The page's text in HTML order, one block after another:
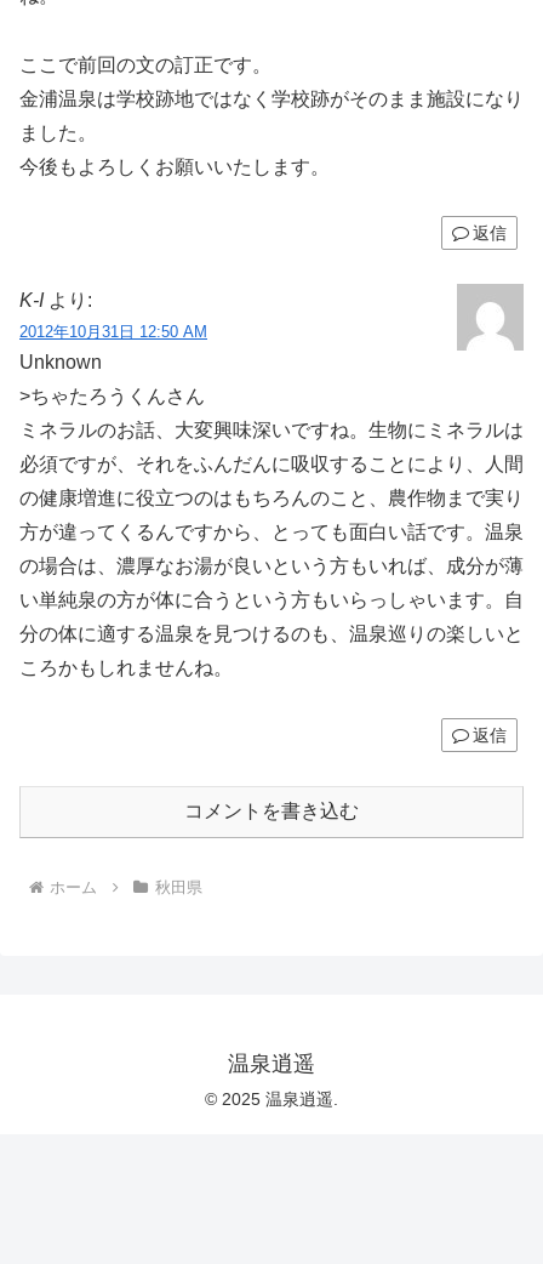
ここで前回の文の訂正です。
金浦温泉は学校跡地ではなく学校跡がそのまま施設になり
ました。
今後もよろしくお願いいたします。
返信
K-I より:
2012年10月31日 12:50 AM
Unknown
>ちゃたろうくんさん
ミネラルのお話、大変興味深いですね。生物にミネラルは
必須ですが、それをふんだんに吸収することにより、人間
の健康増進に役立つのはもちろんのこと、農作物まで実り
方が違ってくるんですから、とっても面白い話です。温泉
の場合は、濃厚なお湯が良いという方もいれば、成分が薄
い単純泉の方が体に合うという方もいらっしゃいます。自
分の体に適する温泉を見つけるのも、温泉巡りの楽しいと
ころかもしれませんね。
返信
コメントを書き込む
ホーム 秋田県
温泉逍遥
© 2025 温泉逍遥.